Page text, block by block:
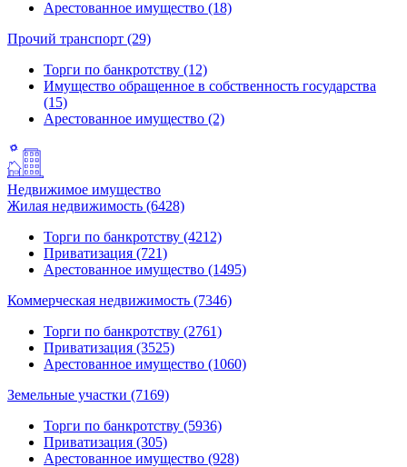
Арестованное имущество (18)
Прочий транспорт (29)
Торги по банкротству (12)
Имущество обращенное в собственность государства
(15)
Арестованное имущество (2)
Недвижимое имущество
Жилая недвижимость (6428)
Торги по банкротству (4212)
Приватизация (721)
Арестованное имущество (1495)
Коммерческая недвижимость (7346)
Торги по банкротству (2761)
Приватизация (3525)
Арестованное имущество (1060)
Земельные участки (7169)
Торги по банкротству (5936)
Приватизация (305)
Арестованное имущество (928)